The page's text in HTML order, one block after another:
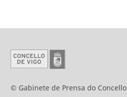
© Gabinete de Prensa do